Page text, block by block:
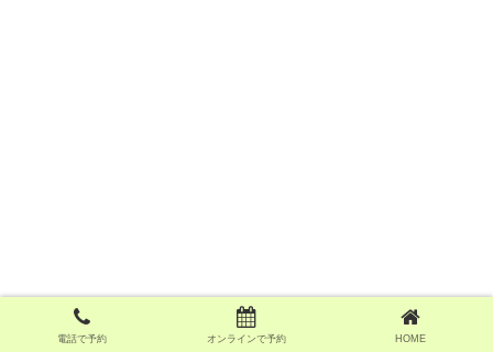
電話で予約 オンラインで予約 HOME